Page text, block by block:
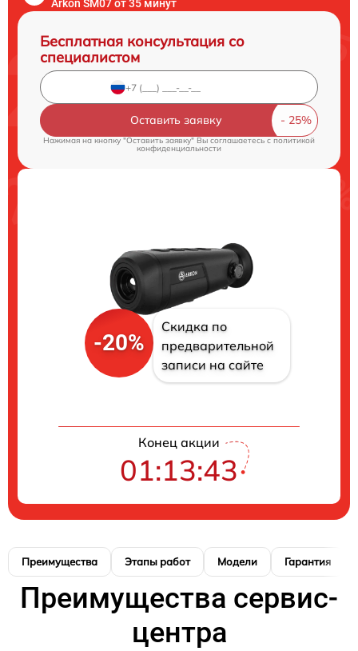
Arkon SM07 от 35 минут
Бесплатная консультация со
специалистом
Оставить заявку
Нажимая на кнопку "Оставить заявку" Вы соглашаетесь c политикой
конфиденциальности
-20%
Скидка по
предварительной
записи на сайте
Конец акции
01:13:42
Преимущества Этапы работ Модели Гарантия
Преимущества сервис-
центра